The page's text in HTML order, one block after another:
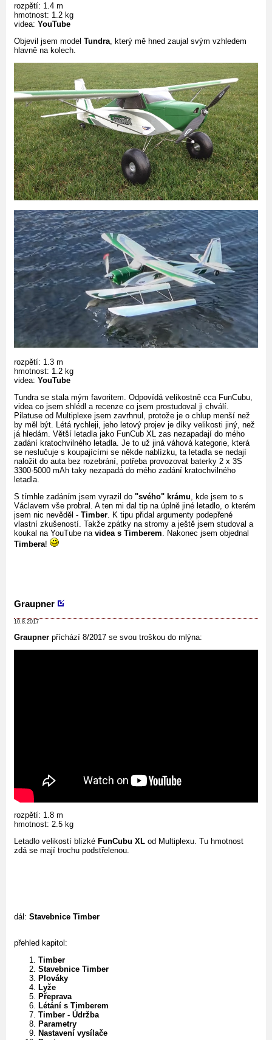
rozpětí: 1.4 m
hmotnost: 1.2 kg
videa: YouTube
Objevil jsem model Tundra , který mě hned zaujal svým vzhledem
hlavně na kolech.
rozpětí: 1.3 m
hmotnost: 1.2 kg
videa: YouTube
Tundra se stala mým favoritem. Odpovídá velikostně cca FunCubu,
videa co jsem shlédl a recenze co jsem prostudoval ji chválí.
Pilatuse od Multiplexe jsem zavrhnul, protože je o chlup menší než
by měl být. Létá rychleji, jeho letový projev je díky velikosti jiný, než
já hledám. Větší letadla jako FunCub XL zas nezapadají do mého
zadání kratochvilného letadla. Je to už jiná váhová kategorie, která
se neslučuje s koupajícími se někde nablízku, ta letadla se nedají
naložit do auta bez rozebrání, potřeba provozovat baterky 2 x 3S
3300-5000 mAh taky nezapadá do mého zadání kratochvilného
letadla.
S tímhle zadáním jsem vyrazil do "svého" krámu, kde jsem to s
Václavem vše probral. A ten mi dal tip na úplně jiné letadlo, o kterém
jsem nic nevěděl - Timber. K tipu přidal argumenty podepřené
vlastní zkušeností. Takže zpátky na stromy a ještě jsem studoval a
koukal na YouTube na videa s Timberem. Nakonec jsem objednal
Timbera!
Graupner
10.8.2017
Graupner příchází 8/2017 se svou troškou do mlýna:
rozpětí: 1.8 m
hmotnost: 2.5 kg
Letadlo velikostí blízké FunCubu XL od Multiplexu. Tu hmotnost
zdá se mají trochu podstřelenou.
dál: Stavebnice Timber
přehled kapitol:
Timber
Stavebnice Timber
Plováky
Lyže
Přeprava
Létání s Timberem
Timber - Údržba
Parametry
Nastavení vysílače